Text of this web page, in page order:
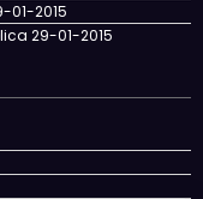
01-2015
29-01-2015